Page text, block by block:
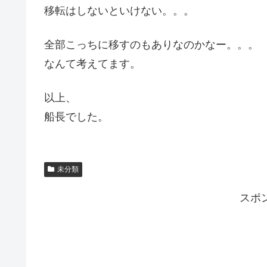
移転はしないといけない。。。
全部こっちに移すのもありなのかなー。。。
なんて考えてます。
以上、
船長でした。
未分類
スポ